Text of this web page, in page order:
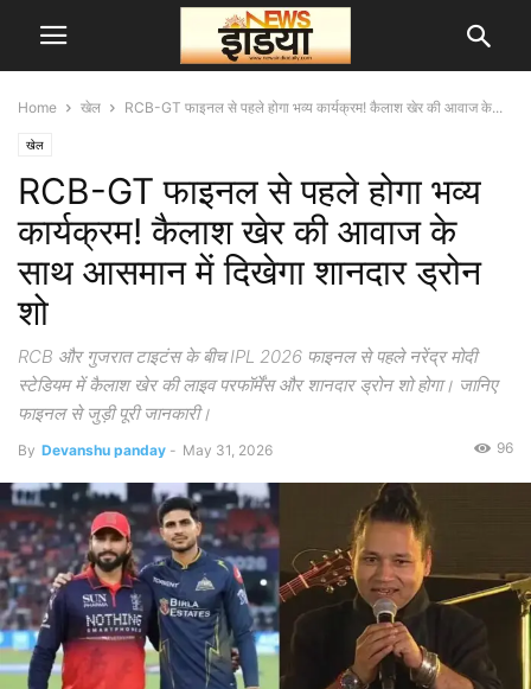
Home खेल RCB-GT फाइनल से पहले होगा भव्य कार्यक्रम! कैलाश खेर की आवाज के...
खेल
RCB-GT फाइनल से पहले होगा भव्य
कार्यक्रम! कैलाश खेर की आवाज के
साथ आसमान में दिखेगा शानदार ड्रोन
शो
RCB और गुजरात टाइटंस के बीच IPL 2026 फाइनल से पहले नरेंद्र मोदी
स्टेडियम में कैलाश खेर की लाइव परफॉर्मेंस और शानदार ड्रोन शो होगा। जानिए
फाइनल से जुड़ी पूरी जानकारी।
By Devanshu panday - May 31, 2026 96